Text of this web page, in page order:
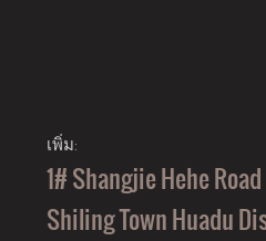
เพิ่ม:
1# Shangjie Hehe
Shiling Town Huadu